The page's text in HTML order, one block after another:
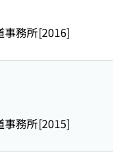
事務所[2016]
事務所[2015]